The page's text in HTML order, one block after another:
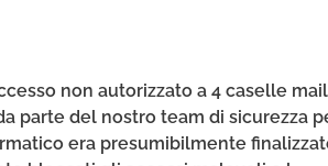
non autorizzato a 4 caselle mail
parte del nostro team di sicurezza
era presumibilmente